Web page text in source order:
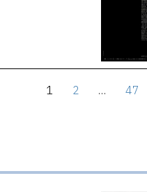
1 2 … 47